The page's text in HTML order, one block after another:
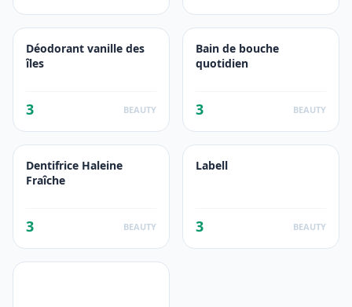
Déodorant vanille des
îles
3 BEAUTY
Bain de bouche
quotidien
3 BEAUTY
Dentifrice Haleine
Fraîche
3 BEAUTY
Labell
3 BEAUTY